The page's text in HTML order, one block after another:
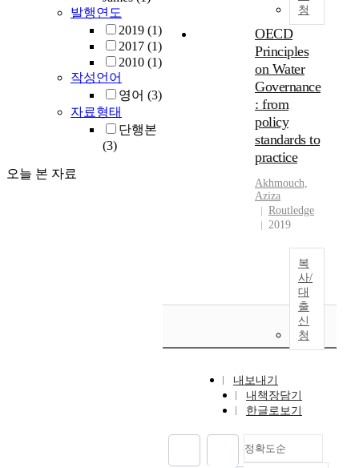
발행연도
2019 (1)
2017 (1)
2010 (1)
작성언어
영어 (3)
자료형태
단행본
(3)
오늘 본 자료
청
OECD
Principles
on Water
Governance
: from
policy
standards to
practice
Akhmouch,
Aziza
Routledge
2019
복
사/
대
출
신
청
내보내기
내책장담기
한글로보기
정확도순